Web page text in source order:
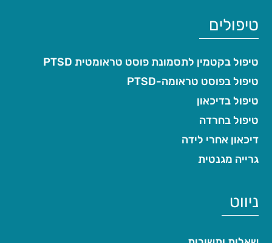
טיפולים
טיפול בקטמין לתסמונת פוסט טראומטית PTSD
טיפול בפוסט טראומה-PTSD
טיפול בדיכאון
טיפול בחרדה
דיכאון אחרי לידה
גרייה מגנטית
ניווט